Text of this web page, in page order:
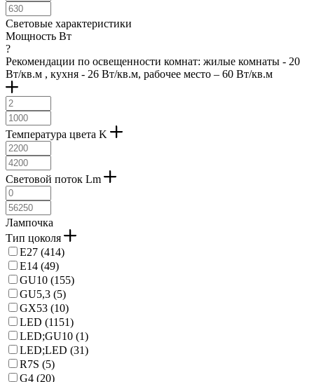
серебряный (
серо-коричневый (
серый ( 32)
серый матовый (
синий (1)
сосна (1)
черный (
черный-прозрачный (
янтарный (
1
принт цветочный (
опаловый (
дерево (3)
коричневый темный (
сатинированный (
природный (
Световые характеристики
Мощность Вт
?
Рекомендации по освещенности комнат: жилые комнаты - 20
Вт/кв.м , кухня - 26 Вт/кв.м, рабочее место – 60 Вт/кв.м
Температура цвета K
Световой поток Lm
Лампочка
Тип цоколя
E27 (414)
E14 (49)
GU10 (155)
GU5,3 (5)
GX53 (10)
LED (1151)
LED;GU10 (1)
LED;LED (31)
R7S (5)
G4 (20)